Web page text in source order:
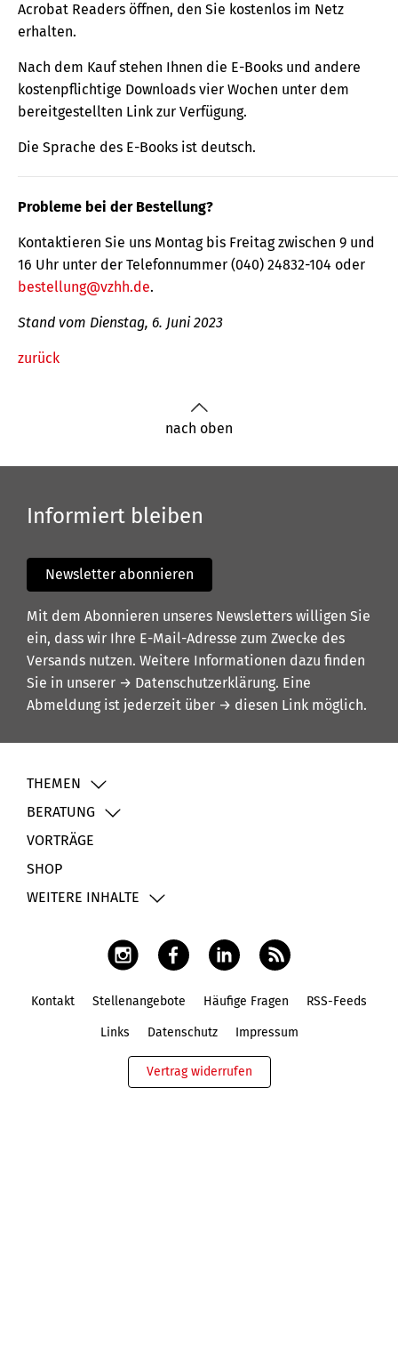
Acrobat Readers öffnen, den Sie kostenlos im Netz
erhalten.
Nach dem Kauf stehen Ihnen die E-Books und andere
kostenpflichtige Downloads vier Wochen unter dem
bereitgestellten Link zur Verfügung.
Die Sprache des E-Books ist deutsch.
Probleme bei der Bestellung?
Kontaktieren Sie uns Montag bis Freitag zwischen 9 und
16 Uhr unter der Telefonnummer (040) 24832-104 oder
bestellung@vzhh.de.
Stand vom Dienstag, 6. Juni 2023
zurück
nach oben
Informiert bleiben
Newsletter abonnieren
Mit dem Abonnieren unseres Newsletters willigen Sie
ein, dass wir Ihre E-Mail-Adresse zum Zwecke des
Versands nutzen. Weitere Informationen dazu finden
Sie in unserer → Datenschutzerklärung. Eine
Abmeldung ist jederzeit über → diesen Link möglich.
THEMEN
BERATUNG
VORTRÄGE
SHOP
WEITERE INHALTE
Kontakt Stellenangebote Häufige Fragen RSS-Feeds
Links Datenschutz Impressum
Vertrag widerrufen